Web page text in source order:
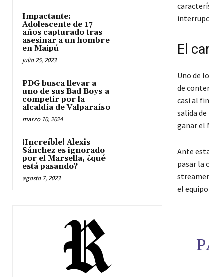
Impactante:
Adolescente de 17
años capturado tras
asesinar a un hombre
en Maipú
julio 25, 2023
PDG busca llevar a
uno de sus Bad Boys a
competir por la
alcaldía de Valparaíso
marzo 10, 2024
¡Increíble! Alexis
Sánchez es ignorado
por el Marsella, ¿qué
está pasando?
agosto 7, 2023
El
Uno de
de
casi al
salida de
ganar el
Ante
pasar la
el